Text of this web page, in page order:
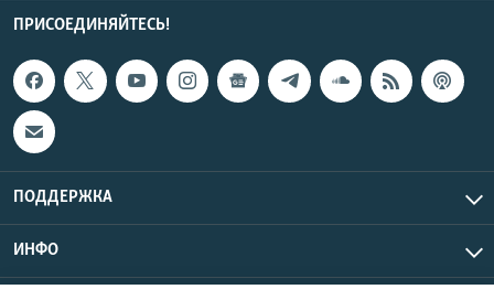
ПРИСОЕДИНЯЙТЕСЬ!
ПОДДЕРЖКА
ИНФО